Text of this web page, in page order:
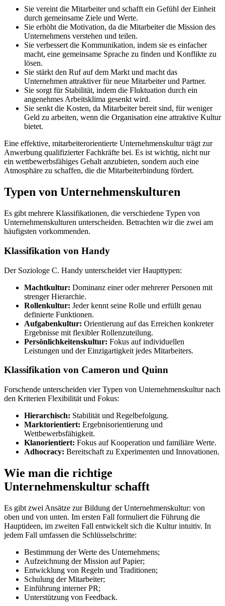
Sie vereint die Mitarbeiter und schafft ein Gefühl der Einheit
durch gemeinsame Ziele und Werte.
Sie erhöht die Motivation, da die Mitarbeiter die Mission des
Unternehmens verstehen und teilen.
Sie verbessert die Kommunikation, indem sie es einfacher
macht, eine gemeinsame Sprache zu finden und Konflikte zu
lösen.
Sie stärkt den Ruf auf dem Markt und macht das
Unternehmen attraktiver für neue Mitarbeiter und Partner.
Sie sorgt für Stabilität, indem die Fluktuation durch ein
angenehmes Arbeitsklima gesenkt wird.
Sie senkt die Kosten, da Mitarbeiter bereit sind, für weniger
Geld zu arbeiten, wenn die Organisation eine attraktive Kultur
bietet.
Eine effektive, mitarbeiterorientierte Unternehmenskultur trägt zur
Anwerbung qualifizierter Fachkräfte bei. Es ist wichtig, nicht nur
ein wettbewerbsfähiges Gehalt anzubieten, sondern auch eine
Atmosphäre zu schaffen, die die Mitarbeiterbindung fördert.
Typen von Unternehmenskulturen
Es gibt mehrere Klassifikationen, die verschiedene Typen von
Unternehmenskulturen unterscheiden. Betrachten wir die zwei am
häufigsten vorkommenden.
Klassifikation von Handy
Der Soziologe C. Handy unterscheidet vier Haupttypen:
Machtkultur: Dominanz einer oder mehrerer Personen mit
strenger Hierarchie.
Rollenkultur: Jeder kennt seine Rolle und erfüllt genau
definierte Funktionen.
Aufgabenkultur: Orientierung auf das Erreichen konkreter
Ergebnisse mit flexibler Rollenzuteilung.
Persönlichkeitenskultur: Fokus auf individuellen
Leistungen und der Einzigartigkeit jedes Mitarbeiters.
Klassifikation von Cameron und Quinn
Forschende unterscheiden vier Typen von Unternehmenskultur nach
den Kriterien Flexibilität und Fokus:
Hierarchisch: Stabilität und Regelbefolgung.
Marktorientiert: Ergebnisorientierung und
Wettbewerbsfähigkeit.
Klanorientiert: Fokus auf Kooperation und familiäre Werte.
Adhocracy: Bereitschaft zu Experimenten und Innovationen.
Wie man die richtige
Unternehmenskultur schafft
Es gibt zwei Ansätze zur Bildung der Unternehmenskultur: von
oben und von unten. Im ersten Fall formuliert die Führung die
Hauptideen, im zweiten Fall entwickelt sich die Kultur intuitiv. In
jedem Fall umfassen die Schlüsselschritte:
Bestimmung der Werte des Unternehmens;
Aufzeichnung der Mission auf Papier;
Entwicklung von Regeln und Traditionen;
Schulung der Mitarbeiter;
Einführung interner PR;
Unterstützung von Feedback.